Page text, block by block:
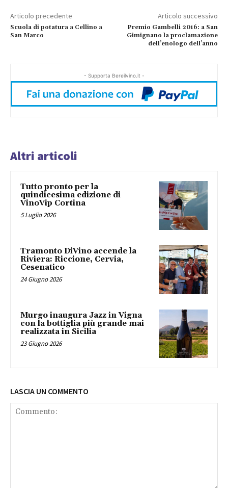
Articolo precedente
Scuola di potatura a Cellino a
San Marco
Articolo successivo
Premio Gambelli 2016: a San
Gimignano la proclamazione
dell’enologo dell’anno
- Supporta Bereilvino.it -
Altri articoli
Tutto pronto per la
quindicesima edizione di
VinoVip Cortina
5 Luglio 2026
Tramonto DiVino accende la
Riviera: Riccione, Cervia,
Cesenatico
24 Giugno 2026
Murgo inaugura Jazz in Vigna
con la bottiglia più grande mai
realizzata in Sicilia
23 Giugno 2026
LASCIA UN COMMENTO